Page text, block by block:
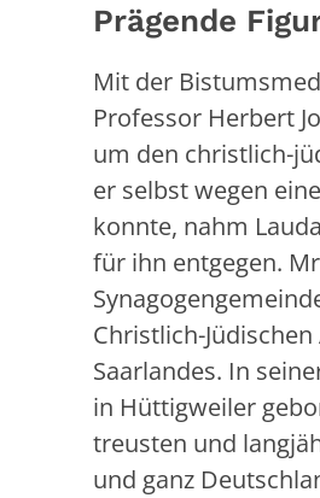
Prägende
Mit der
Professor Herbert
um den christlich-
er selbst wegen
konnte, nahm
für ihn entgegen.
Christlich-
Saarlandes. In
in Hüttigweiler
treusten und
und ganz